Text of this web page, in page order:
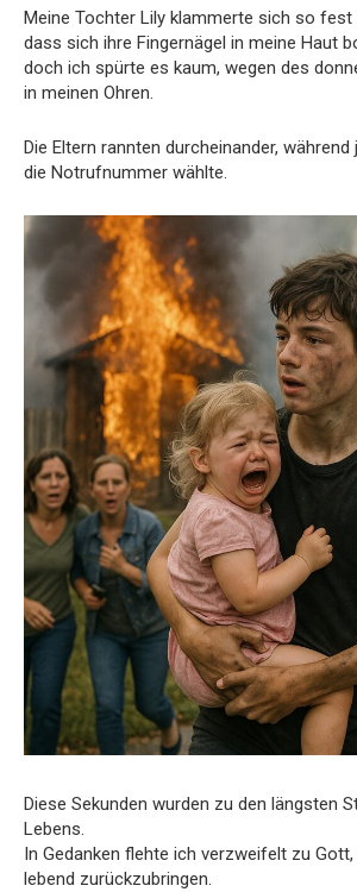
Meine Tochter Lily klammerte sich so fest
dass sich ihre Fingernägel in meine Haut
doch ich spürte es kaum, wegen des
in meinen Ohren.
Die Eltern rannten durcheinander,
die Notrufnummer wählte.
Diese Sekunden wurden zu den längsten
Lebens.
In Gedanken flehte ich verzweifelt zu
lebend zurückzubringen.